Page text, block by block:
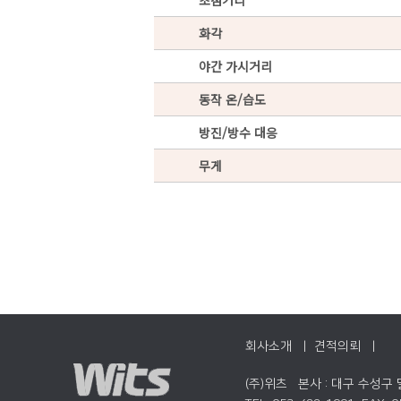
화각
야간 가시거리
동작 온/습도
방진/방수 대응
무게
회사소개 | 견적의뢰 |
(주)위츠 본사 : 대구 수성구